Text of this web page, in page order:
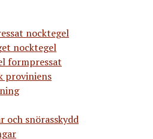
nocktegel
nocktegel
formpressat
proviniens
och snörasskydd